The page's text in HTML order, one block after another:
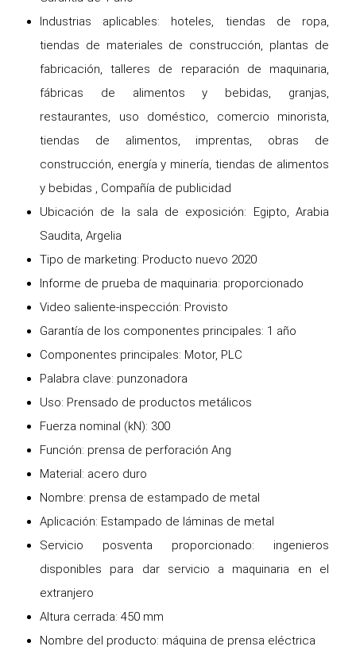
Industrias aplicables: hoteles, tiendas de ropa,
tiendas de materiales de construcción, plantas de
fabricación, talleres de reparación de maquinaria,
fábricas de alimentos y bebidas, granjas,
restaurantes, uso doméstico, comercio minorista,
tiendas de alimentos, imprentas, obras de
construcción, energía y minería, tiendas de alimentos
y bebidas , Compañía de publicidad
Ubicación de la sala de exposición: Egipto, Arabia
Saudita, Argelia
Tipo de marketing: Producto nuevo 2020
Informe de prueba de maquinaria: proporcionado
Video saliente-inspección: Provisto
Garantía de los componentes principales: 1 año
Componentes principales: Motor, PLC
Palabra clave: punzonadora
Uso: Prensado de productos metálicos
Fuerza nominal (kN): 300
Función: prensa de perforación Ang
Material: acero duro
Nombre: prensa de estampado de metal
Aplicación: Estampado de láminas de metal
Servicio posventa proporcionado: ingenieros
disponibles para dar servicio a maquinaria en el
extranjero
Altura cerrada: 450 mm
Nombre del producto: máquina de prensa eléctrica